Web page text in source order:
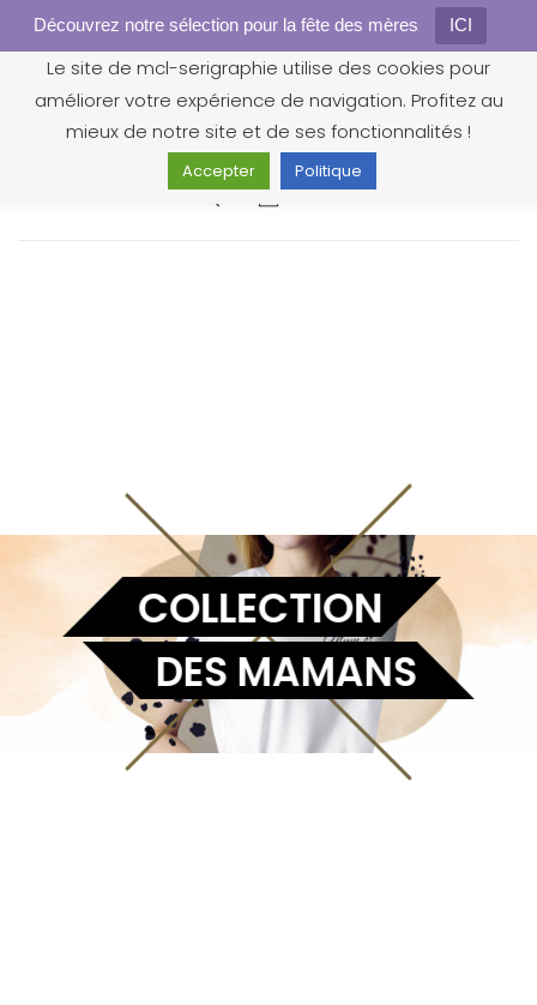
Découvrez notre sélection pour la fête des mères ICI
0
COLLECTION
DES MAMANS
Gestion des cookies
Le site de mcl-serigraphie utilise des cookies pour
améliorer votre expérience de navigation. Profitez au
mieux de notre site et de ses fonctionnalités !
Accepter Politique